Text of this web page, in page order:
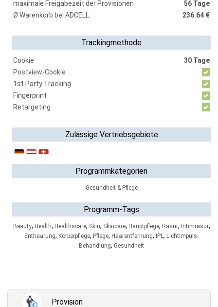
maximale Freigabezeit der Provisionen
56 Tage
Ø Warenkorb bei ADCELL:
236.64 €
Trackingmethode
Cookie
30 Tage
Postview-Cookie
1st Party Tracking
Fingerprint
Retargeting
Zulässige Vertriebsgebiete
Programmkategorien
Gesundheit & Pflege
Programm-Tags
Beauty, Health, Healthscare, Skin, Skincare, Hauptpflege, Rasur, Intimrasur,
Enthaarung, Körperpflege, Pflege, Haarentfernung, IPL, Lichtimpuls-
Behandlung, Gesundheit
Provision